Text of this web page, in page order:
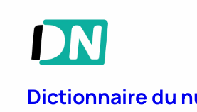
Dictionnaire du